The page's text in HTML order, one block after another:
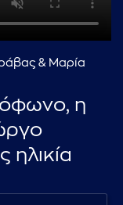
& Μαρία
η
ηλικία